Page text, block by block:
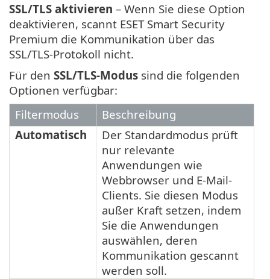
SSL/TLS aktivieren – Wenn Sie diese Option
deaktivieren, scannt ESET Smart Security
Premium die Kommunikation über das
SSL/TLS-Protokoll nicht.
Für den SSL/TLS-Modus sind die folgenden
Optionen verfügbar:
Filtermodus
Beschreibung
Automatisch
Der Standardmodus prüft
nur relevante
Anwendungen wie
Webbrowser und E-Mail-
Clients. Sie diesen Modus
außer Kraft setzen, indem
Sie die Anwendungen
auswählen, deren
Kommunikation gescannt
werden soll.